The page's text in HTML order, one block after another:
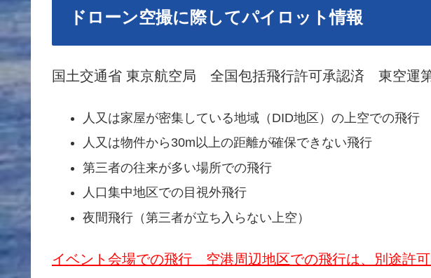
ドローン空撮に際してパイロット情報
国土交通省 東京航空局 全国包括飛行許可承認済 東空運
人又は家屋が密集している地域（DID地区）の上空での飛行
人又は物件から30m以上の距離が確保できない飛行
第三者の往来が多い場所での飛行
人口集中地区での目視外飛行
夜間飛行（第三者が立ち入らない上空）
イベント会場での飛行 空港周辺地区での飛行は、別途許